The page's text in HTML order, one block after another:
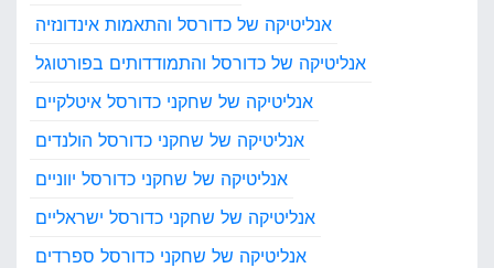
אנליטיקה של כדורסל והתאמות אינדונזיה
אנליטיקה של כדורסל והתמודדותים בפורטוגל
אנליטיקה של שחקני כדורסל איטלקיים
אנליטיקה של שחקני כדורסל הולנדים
אנליטיקה של שחקני כדורסל יווניים
אנליטיקה של שחקני כדורסל ישראליים
אנליטיקה של שחקני כדורסל ספרדים